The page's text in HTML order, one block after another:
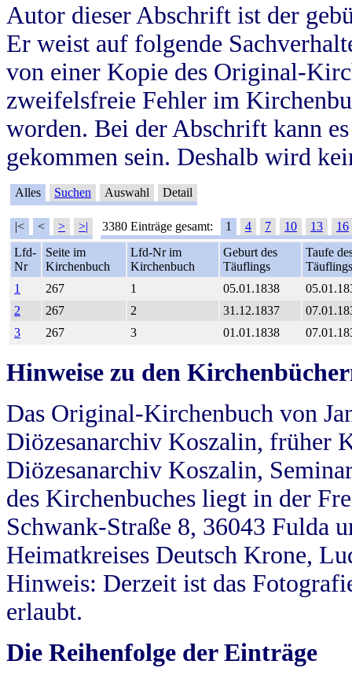
Autor dieser Abschrift ist der
Er weist auf folgende
von einer Kopie des Original-
zweifelsfreie Fehler im
worden. Bei der Abschrift kann
gekommen sein. Deshalb wird
Alles Suchen Auswahl Detail
|< < > >| 3380 Einträge gesamt: 1 4 7 10 13
16
Lfd-
Nr
Seite im
Kirchenbuch
Lfd-Nr im
Kirchenbuch
Geburt des
Täuflings
Taufe
Täuflings
1
267 1 05.01.1838
2
267 2 31.12.1837
3
267 3 01.01.1838
Hinweise zu den
Das Original-Kirchenbuch von
Diözesanarchiv Koszalin, früher
Diözesanarchiv Koszalin,
des Kirchenbuches liegt in der
Schwank-Straße 8, 36043 Fulda
Heimatkreises Deutsch Krone,
Hinweis: Derzeit ist das
erlaubt.
Die Reihenfolge der Einträge